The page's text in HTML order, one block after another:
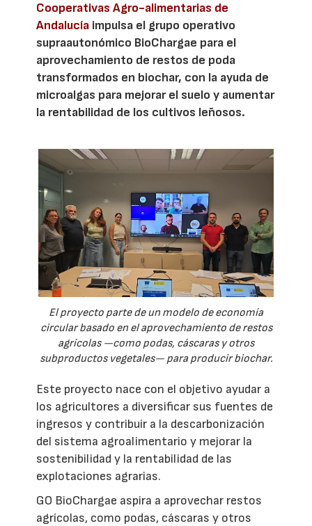
Cooperativas Agro-alimentarias de
Andalucía impulsa el grupo operativo
supraautonómico BioChargae para el
aprovechamiento de restos de poda
transformados en biochar, con la ayuda de
microalgas para mejorar el suelo y aumentar
la rentabilidad de los cultivos leñosos.
El proyecto parte de un modelo de economía
circular basado en el aprovechamiento de restos
agrícolas —como podas, cáscaras y otros
subproductos vegetales— para producir biochar.
Este proyecto nace con el objetivo ayudar a
los agricultores a diversificar sus fuentes de
ingresos y contribuir a la descarbonización
del sistema agroalimentario y mejorar la
sostenibilidad y la rentabilidad de las
explotaciones agrarias.
GO BioChargae aspira a aprovechar restos
agrícolas, como podas, cáscaras y otros